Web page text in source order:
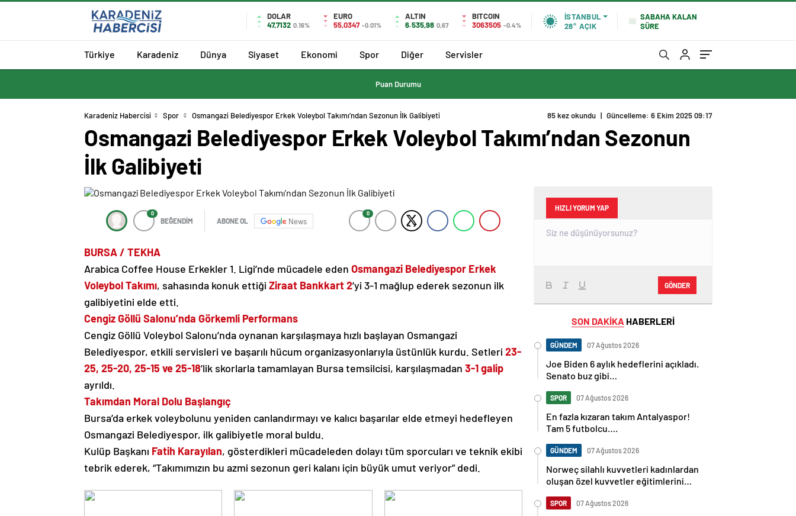
DOLAR
47,7132 0.16%
EURO
55,0347 -0.01%
ALTIN
6.535,98 0,67
BITCOIN
3063505 -0.4%
İSTANBUL
28° AÇIK
SABAHA KALAN
SÜRE
Türkiye Karadeniz Dünya Siyaset Ekonomi Spor Diğer Servisler
Puan Durumu
Karadeniz Habercisi Spor Osmangazi Belediyespor Erkek Voleybol Takımı’ndan Sezonun İlk Galibiyeti 85 kez okundu | Güncelleme: 6 Ekim 2025 09:17
Osmangazi Belediyespor Erkek Voleybol Takımı’ndan Sezonun
İlk Galibiyeti
0
BEĞENDİM ABONE OL News
0
BURSA / TEKHA
Arabica Coffee House Erkekler 1. Ligi’nde mücadele eden Osmangazi Belediyespor Erkek
Voleybol Takımı, sahasında konuk ettiği Ziraat Bankkart 2’yi 3-1 mağlup ederek sezonun ilk
galibiyetini elde etti.
Cengiz Göllü Salonu’nda Görkemli Performans
Cengiz Göllü Voleybol Salonu’nda oynanan karşılaşmaya hızlı başlayan Osmangazi
Belediyespor, etkili servisleri ve başarılı hücum organizasyonlarıyla üstünlük kurdu. Setleri 23-
25, 25-20, 25-15 ve 25-18’lik skorlarla tamamlayan Bursa temsilcisi, karşılaşmadan 3-1 galip
ayrıldı.
Takımdan Moral Dolu Başlangıç
Bursa’da erkek voleybolunu yeniden canlandırmayı ve kalıcı başarılar elde etmeyi hedefleyen
Osmangazi Belediyespor, ilk galibiyetle moral buldu.
Kulüp Başkanı Fatih Karayılan, gösterdikleri mücadeleden dolayı tüm sporcuları ve teknik ekibi
tebrik ederek, “Takımımızın bu azmi sezonun geri kalanı için büyük umut veriyor” dedi.
HIZLI YORUM YAP
GÖNDER
SON DAKİKA HABERLERİ
GÜNDEM 07 Ağustos 2026
Joe Biden 6 aylık hedeflerini açıkladı.
Senato buz gibi…
SPOR 07 Ağustos 2026
En fazla kızaran takım Antalyaspor!
Tam 5 futbolcu….
GÜNDEM 07 Ağustos 2026
Norweç silahlı kuvvetleri kadınlardan
oluşan özel kuvvetler eğitimlerini
SPOR 07 Ağustos 2026